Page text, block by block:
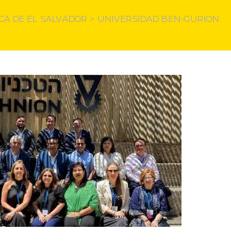
DE EL SALVADOR > UNIVERSIDAD BEN-GURION